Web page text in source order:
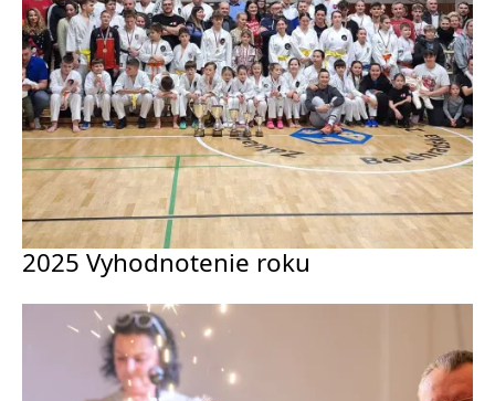
2025 Vyhodnotenie roku